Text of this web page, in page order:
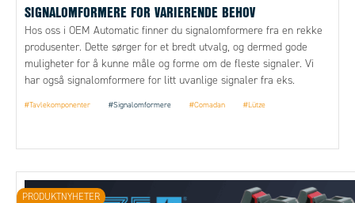
SIGNALOMFORMERE FOR VARIERENDE BEHOV
Hos oss i OEM Automatic finner du signalomformere fra en rekke
produsenter. Dette sørger for et bredt utvalg, og dermed gode
muligheter for å kunne måle og forme om de fleste signaler. Vi
har også signalomformere for litt uvanlige signaler fra eks.
#Tavlekomponenter #Signalomformere #Comadan #Lütze
PRODUKTNYHETER